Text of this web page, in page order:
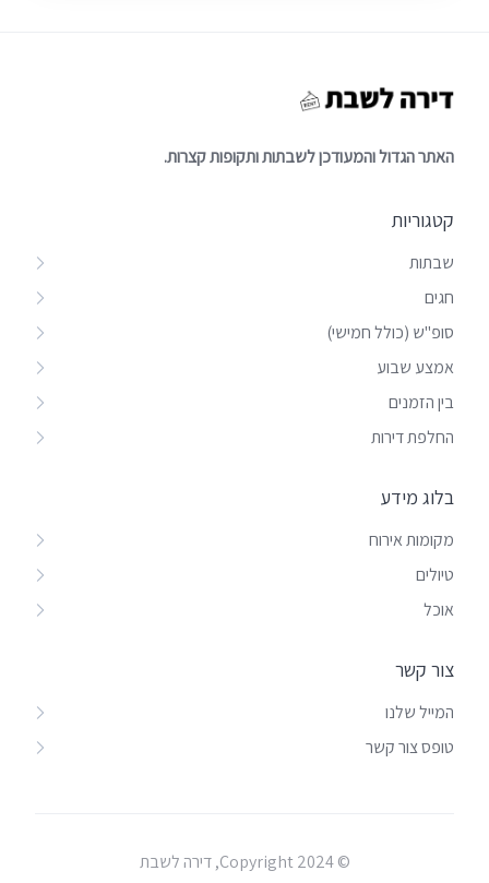
האתר הגדול והמעודכן לשבתות ותקופות קצרות.
קטגוריות
שבתות
חגים
סופ"ש (כולל חמישי)
אמצע שבוע
בין הזמנים
החלפת דירות
בלוג מידע
מקומות אירוח
טיולים
אוכל
צור קשר
המייל שלנו
טופס צור קשר
© Copyright 2024, דירה לשבת